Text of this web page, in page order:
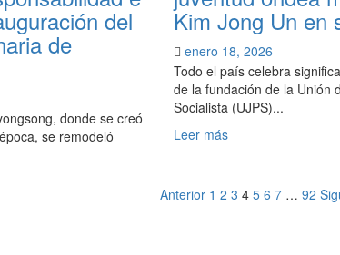
nuevos
misiles
de
gran
calibre
para
«potenciar
el
guerra
del
de
donde se creó
se remodeló
Kim Jong Un en
enero 18, 2026
Todo el país celebra
de la fundación de la Unión
Socialista (UJPS)...
Leer másLeer
«La
bandera
Paginación
Anterior 1 2 3 4 5 6 7 … 92